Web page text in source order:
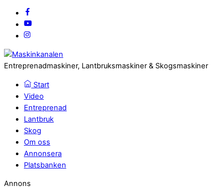
Entreprenadmaskiner, Lantbruksmaskiner & Skogsmaskiner
Start
Video
Entreprenad
Lantbruk
Skog
Om oss
Annonsera
Platsbanken
Annons